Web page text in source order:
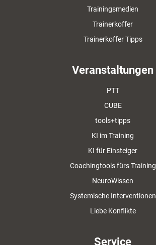
Trainingsmedien
Trainerkoffer
Trainerkoffer Tipps
Veranstaltungen
PTT
CUBE
tools+tipps
KI im Training
KI für Einsteiger
Coachingtools fürs Training
NeuroWissen
Systemische Interventionen
Liebe Konflikte
Service